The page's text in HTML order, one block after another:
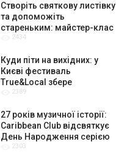
Створіть святкову листівку
та допоможіть
стареньким: майстер-клас
від БФ «Юлині Бабусі» на
2434
Куди піти на вихідних: у
Києві фестиваль
True&Local збере
крафтярів, лекторів і гурт
2389
27 років музичної історії:
Caribbean Club відсвяткує
День Народження серією
благодійних подій
2303